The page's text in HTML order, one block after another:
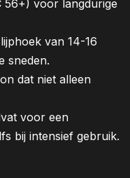
56+) voor langdurige
van 14-16
sneden.
dat niet alleen
voor een
bij intensief gebruik.